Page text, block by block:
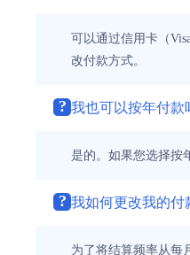
可以通过信用卡（
改付款方式。
? 我也可以按年付款
是的。如果您选择按
? 我如何更改我的付
为了将结算频率从每